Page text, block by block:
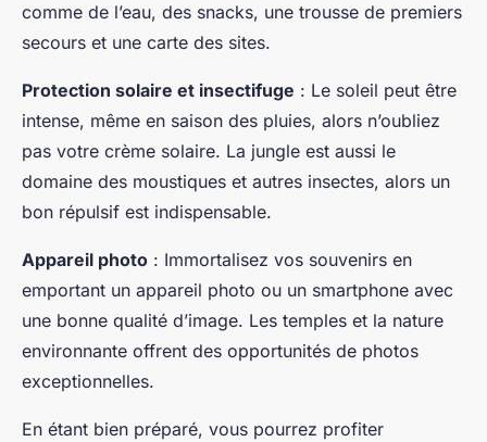
comme de l’eau, des snacks, une trousse de premiers
secours et une carte des sites.
Protection solaire et insectifuge : Le soleil peut être
intense, même en saison des pluies, alors n’oubliez
pas votre crème solaire. La jungle est aussi le
domaine des moustiques et autres insectes, alors un
bon répulsif est indispensable.
Appareil photo : Immortalisez vos souvenirs en
emportant un appareil photo ou un smartphone avec
une bonne qualité d’image. Les temples et la nature
environnante offrent des opportunités de photos
exceptionnelles.
En étant bien préparé, vous pourrez profiter